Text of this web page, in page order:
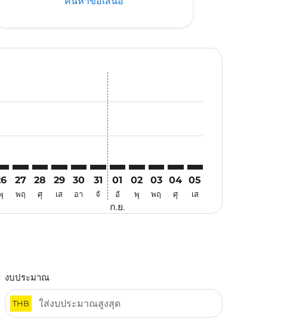
disclaimer. ค้นหาข้อเสนอ
disclaimer. ค้นหาข้อเสนอ
offers-disclaimer. ค้นหาข้อเสนอ
view-offers-disclaimer. ค้นหาข้อเสนอ
cmp-view-offers-disclaimer. ค้นหาข้อเสนอ
cmp-view-offers-disclaimer. ค้นหาข้อเสนอ
cmp-view-offers-disclaimer. ค้นหาข้อเสนอ
MFM–DAD: cmp-view-offers-disclaimer. ค้นหาข้อเสนอ
27
พฤ
MFM–DAD: cmp-view-offers-disclaimer. ค้นหาข้อเสนอ
28
ศุ
MFM–DAD: cmp-view-offers-disclaimer. ค้นหาข้อเสน
29
เส
MFM–DAD: cmp-view-offers-disclaimer. ค้นหาข้
30
อา
MFM–DAD: cmp-view-offers-disclaimer. ค้น
31
จั
01
อั
ก.ย.
02
พุ
03
พฤ
04
ศุ
05
เส
งบประมาณ
THB